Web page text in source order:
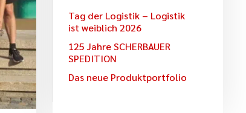
Tag der Logistik – Logistik
ist weiblich 2026
125 Jahre SCHERBAUER
SPEDITION
Das neue Produktportfolio